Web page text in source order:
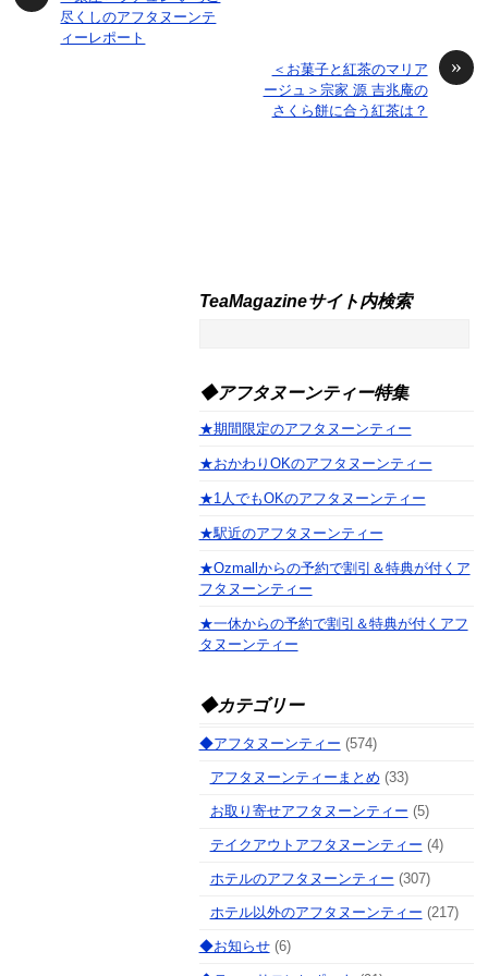
尽くしのアフタヌーンテ
ィーレポート
»
＜お菓子と紅茶のマリア
ージュ＞宗家 源 吉兆庵の
さくら餅に合う紅茶は？
TeaMagazineサイト内検索
◆アフタヌーンティー特集
★期間限定のアフタヌーンティー
★おかわりOKのアフタヌーンティー
★1人でもOKのアフタヌーンティー
★駅近のアフタヌーンティー
★Ozmallからの予約で割引＆特典が付くア
フタヌーンティー
★一休からの予約で割引＆特典が付くアフ
タヌーンティー
◆カテゴリー
◆アフタヌーンティー (574)
アフタヌーンティーまとめ (33)
お取り寄せアフタヌーンティー (5)
テイクアウトアフタヌーンティー (4)
ホテルのアフタヌーンティー (307)
ホテル以外のアフタヌーンティー (217)
◆お知らせ(6)